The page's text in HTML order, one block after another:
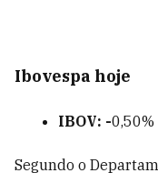
Ibovespa hoje
IBOV: -
Segundo o